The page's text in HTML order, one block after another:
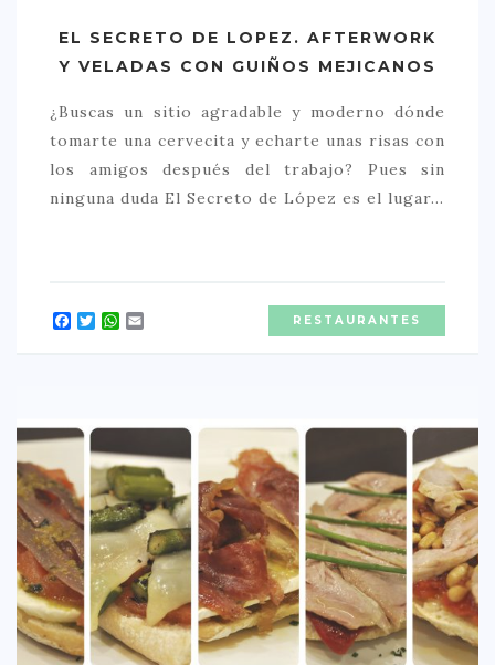
EL SECRETO DE LOPEZ. AFTERWORK
Y VELADAS CON GUIÑOS MEJICANOS
¿Buscas un sitio agradable y moderno dónde
tomarte una cervecita y echarte unas risas con
los amigos después del trabajo? Pues sin
ninguna duda El Secreto de López es el lugar…
Facebook
Twitter
WhatsApp RESTAURANTES